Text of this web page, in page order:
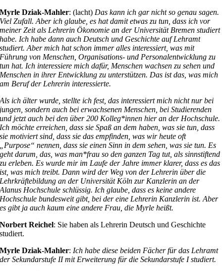
Myrle Dziak-Mahler: (lacht) Das kann ich gar nicht so genau sagen.
Viel Zufall. Aber ich glaube, es hat damit etwas zu tun, dass ich vor
meiner Zeit als Lehrerin Ökonomie an der Universität Bremen studiert
habe. Ich habe dann auch Deutsch und Geschichte auf Lehramt
studiert. Aber mich hat schon immer alles interessiert, was mit
Führung von Menschen, Organisations- und Personalentwicklung zu
tun hat. Ich interessiere mich dafür, Menschen wachsen zu sehen und
Menschen in ihrer Entwicklung zu unterstützen. Das ist das, was mich
am Beruf der Lehrerin interessierte.
Als ich älter wurde, stellte ich fest, das interessiert mich nicht nur bei
jungen, sondern auch bei erwachsenen Menschen, bei Studierenden
und jetzt auch bei den über 200 Kolleg*innen hier an der Hochschule.
Ich möchte erreichen, dass sie Spaß an dem haben, was sie tun, dass
sie motiviert sind, dass sie das empfinden, was wir heute oft
„Purpose“ nennen, dass sie einen Sinn in dem sehen, was sie tun. Es
geht darum, das, was man*frau so den ganzen Tag tut, als sinnstiftend
zu erleben. Es wurde mir im Laufe der Jahre immer klarer, dass es das
ist, was mich treibt. Dann wird der Weg von der Lehrerin über die
Lehrkräftebildung an der Universität Köln zur Kanzlerin an der
Alanus Hochschule schlüssig. Ich glaube, dass es keine andere
Hochschule bundesweit gibt, bei der eine Lehrerin Kanzlerin ist. Aber
es gibt ja auch kaum eine andere Frau, die Myrle heißt.
Norbert Reichel: Sie haben als Lehrerin Deutsch und Geschichte
studiert.
Myrle Dziak-Mahler: Ich habe diese beiden Fächer für das Lehramt
der Sekundarstufe II mit Erweiterung für die Sekundarstufe I studiert.